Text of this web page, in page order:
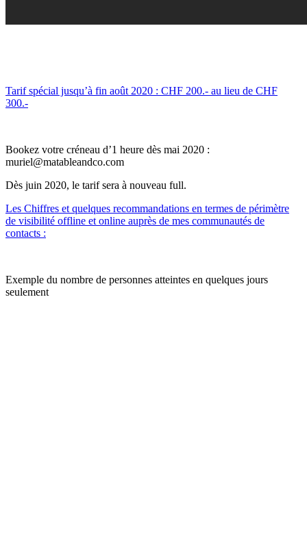
Tarif spécial jusqu’à fin août 2020 : CHF 200.- au lieu de CHF
300.-
Bookez votre créneau d’1 heure dès mai 2020 :
muriel@matableandco.com
Dès juin 2020, le tarif sera à nouveau full.
Les Chiffres et quelques recommandations en termes de périmètre
de visibilité offline et online auprès de mes communautés de
contacts :
Exemple du nombre de personnes atteintes en quelques jours
seulement